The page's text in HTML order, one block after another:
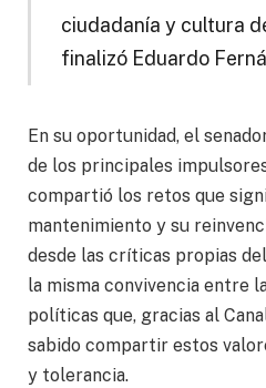
ciudadanía y cultura
finalizó Eduardo
En su oportunidad, el
de los principales
compartió los retos que
mantenimiento y su
desde las críticas propias
la misma convivencia entre
políticas que, gracias al
sabido compartir estos
y tolerancia.